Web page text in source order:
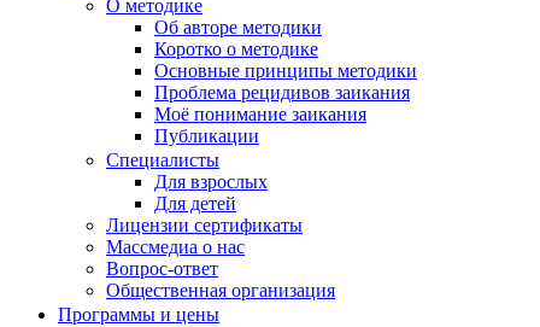
О методике
Об авторе методики
Коротко о методике
Основные принципы методики
Проблема рецидивов заикания
Моё понимание заикания
Публикации
Специалисты
Для взрослых
Для детей
Лицензии сертификаты
Массмедиа о нас
Вопрос-ответ
Общественная организация
Программы и цены